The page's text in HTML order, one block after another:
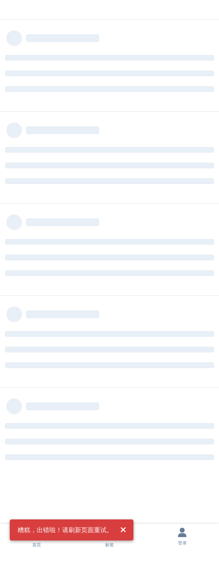
糟糕，出错啦！请刷新页面重试。
首页 标签 登录